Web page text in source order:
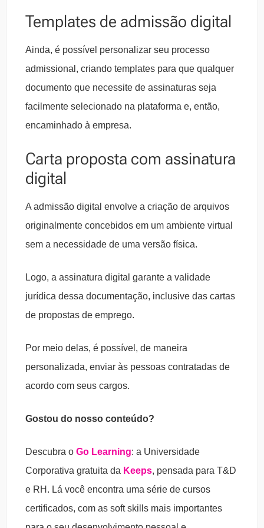
Templates de admissão digital
Ainda, é possível personalizar seu processo
admissional, criando templates para que qualquer
documento que necessite de assinaturas seja
facilmente selecionado na plataforma e, então,
encaminhado à empresa.
Carta proposta com assinatura
digital
A admissão digital envolve a criação de arquivos
originalmente concebidos em um ambiente virtual
sem a necessidade de uma versão física.
Logo, a assinatura digital garante a validade
jurídica dessa documentação, inclusive das cartas
de propostas de emprego.
Por meio delas, é possível, de maneira
personalizada, enviar às pessoas contratadas de
acordo com seus cargos.
Gostou do nosso conteúdo?
Descubra o Go Learning: a Universidade
Corporativa gratuita da Keeps, pensada para T&D
e RH. Lá você encontra uma série de cursos
certificados, com as soft skills mais importantes